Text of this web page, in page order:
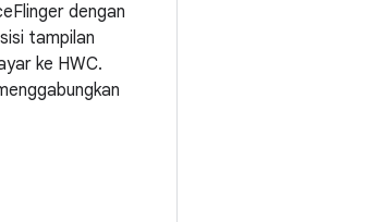
dengan
tampilan
ke HWC.